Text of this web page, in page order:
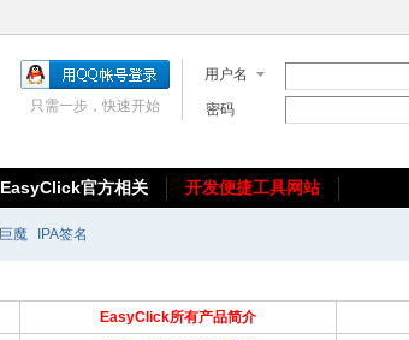
用户名
密码
只需一步，快速开始
EasyClick官方相关
开发便捷工具网站
巨魔 IPA签名
EasyClick所有产品简介